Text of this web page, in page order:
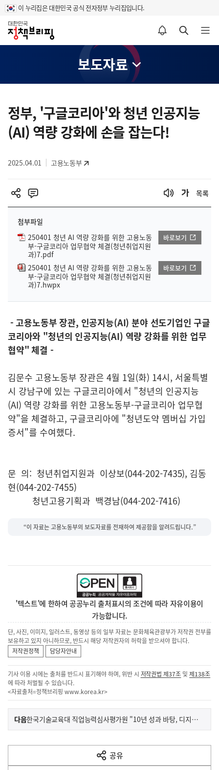
이 누리집은 대한민국 공식 전자정부 누리집입니다.
홈
알림설정 바로가기 검색 바로가기 메뉴 열기
보도자료
텐
츠
영
정부, '구글코리아'와 청년 인공지능
(AI) 역량 강화에 손을 잡는다!
2025.04.01 고용노동부
목록
첨부파일
250401 청년 AI 역량 강화를 위한 고용노동
부-구글코리아 업무협약 체결(청년취업지원
과)7.pdf
바로보기
250401 청년 AI 역량 강화를 위한 고용노동
부-구글코리아 업무협약 체결(청년취업지원
과)7.hwpx
바로보기
- 고용노동부 장관, 인공지능(AI) 분야 선도기업인 구글
코리아와 "청년의 인공지능(AI) 역량 강화를 위한 업무
협약" 체결 -
김문수 고용노동부 장관은 4월 1일(화) 14시, 서울특별
시 강남구에 있는 구글코리아에서 "청년의 인공지능
(AI) 역량 강화를 위한 고용노동부-구글코리아 업무협
약"을 체결하고, 구글코리아에 "청년도약 멤버십 가입
증서"를 수여했다.
문 의: 청년취업지원과 이상보(044-202-7435), 김동
현(044-202-7455)
청년고용기획과 백경남(044-202-7416)
“이 자료는 고용노동부의 보도자료를 전재하여 제공함을 알려드립니다.”
'텍스트'에 한하여 공공누리 출처표시의 조건에 따라 자유이용이
가능합니다.
단, 사진, 이미지, 일러스트, 동영상 등의 일부 자료는 문화체육관광부가 저작권 전부를
보유하고 있지 아니하므로, 반드시 해당 저작권자의 허락을 받으셔야 합니다.
저작권정책
담당자안내
기사 이용 시에는 출처를 반드시 표기해야 하며, 위반 시 저작권법 제37조 및제138조
에 따라 처벌될 수 있습니다.
<자료출처=정책브리핑 www.korea.kr>
이
전
다
음
다음기
한국기술교육대 직업능력심사평가원 "10년 성과 바탕, 디지털 전환 시대 직업훈련 혁신"
공유
열